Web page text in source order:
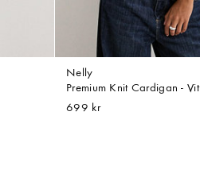
Nelly
Premium Knit Cardigan - Vit
699 kr